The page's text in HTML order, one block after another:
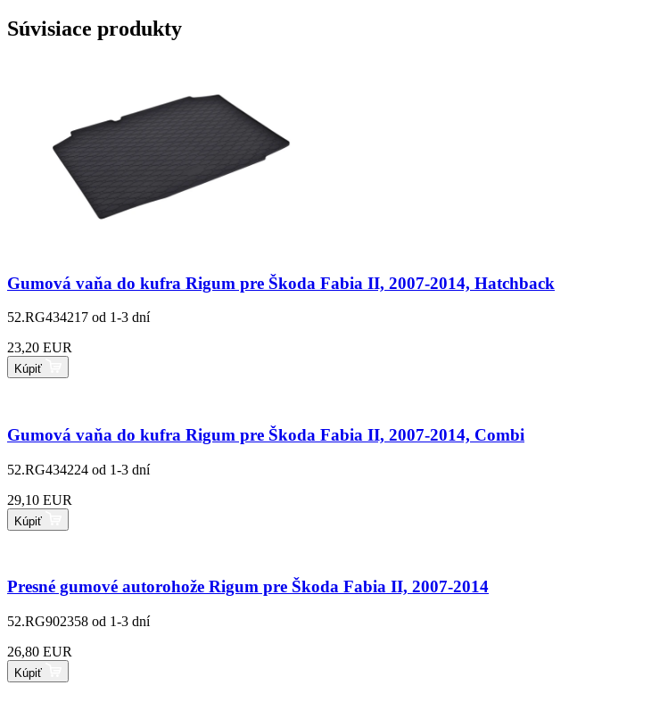
Súvisiace produkty
Gumová vaňa do kufra Rigum pre Škoda Fabia II, 2007-2014, Hatchback
52.RG434217 od 1-3 dní
23,20 EUR
Kúpiť
Gumová vaňa do kufra Rigum pre Škoda Fabia II, 2007-2014, Combi
52.RG434224 od 1-3 dní
29,10 EUR
Kúpiť
Presné gumové autorohože Rigum pre Škoda Fabia II, 2007-2014
52.RG902358 od 1-3 dní
26,80 EUR
Kúpiť